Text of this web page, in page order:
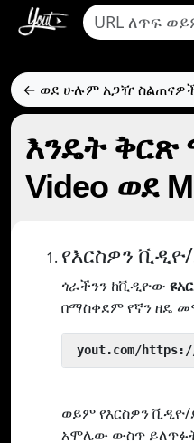
← ወደ ሁሉም አጋዥ
እንዴት ቅርጽ
Video ወደ
የእርስዎን
ጎራችንን ከቪዲዮው
በማስቀደም የኛን ዘዴ
yout.com/https://
ወይም የእርስዎን
አሞሌው ውስጥ